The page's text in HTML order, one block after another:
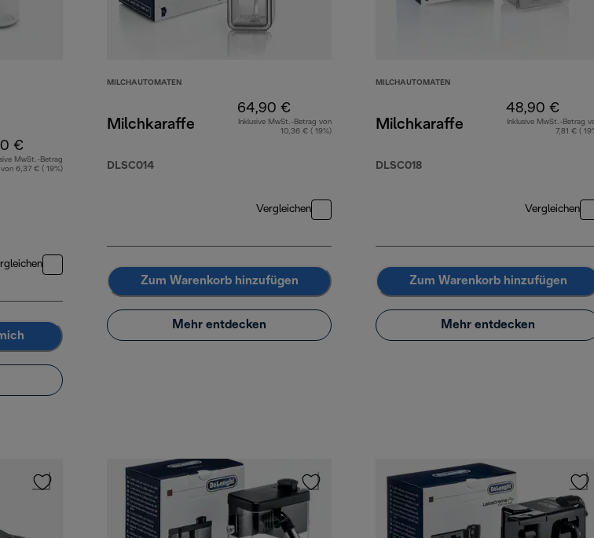
€
MwSt.-Betrag
von 6,37 € ( 19%)
MILCHAUTOMATEN
Milchkaraffe
DLSC014
64,90 €
Inklusive MwSt.-Betrag von
10,36 € ( 19%)
Vergleichen
Zum Warenkorb hinzufügen
Mehr entdecken
MILCHAUTOMATEN
Milchkaraffe
DLSC018
48,90 €
Inklusive MwSt.-Betrag
7,81 € (
Vergleichen
Zum Warenkorb hinzufügen
Mehr entdecken